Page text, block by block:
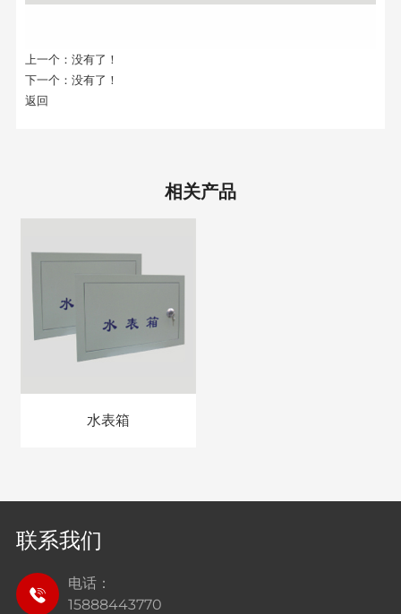
上一个： 没有了！
下一个： 没有了！
返回
相关产品
水表箱
联系我们
电话：
15888443770